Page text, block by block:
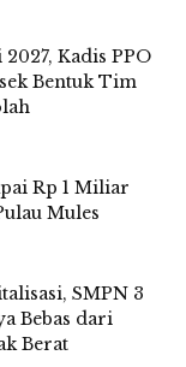
Kadis PPO
Bentuk Tim
Rp 1 Miliar
Mules
SMPN 3
Bebas dari
Berat